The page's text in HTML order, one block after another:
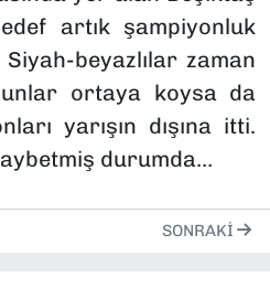
artık şampiyonluk
beyazlılar zaman
ortaya koysa da
yarışın dışına itti.
durumda…
SONRAKI